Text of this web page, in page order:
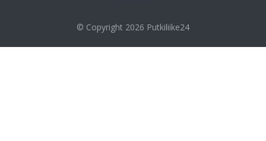
© Copyright 2026 Putkiliike24